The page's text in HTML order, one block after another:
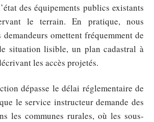
des équipements publics existants
le terrain. En pratique, nous
demandeurs omettent fréquemment de
situation lisible, un plan cadastral à
les accès projetés.
dépasse le délai réglementaire de
le service instructeur demande des
les communes rurales, où les sous-